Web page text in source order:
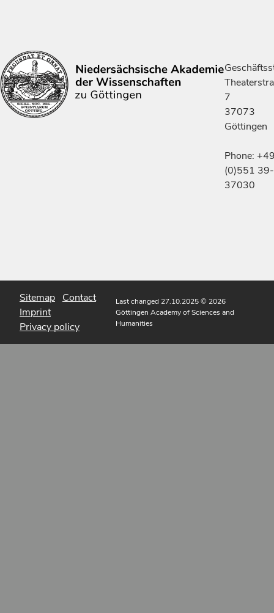
7
37073
Göttingen
Phone:
(0)551 39-
37030
Sitemap Contact
Imprint
Privacy policy
Last changed 27.10.2025© 2026
Göttingen Academy of Sciences and
Humanities